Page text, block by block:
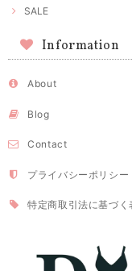
SALE
Information
About
Blog
Contact
プライバシーポリシー
特定商取引法に基づく